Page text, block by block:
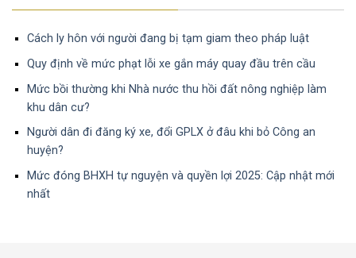
Cách ly hôn với người đang bị tạm giam theo pháp luật
Quy định về mức phạt lỗi xe gắn máy quay đầu trên cầu
Mức bồi thường khi Nhà nước thu hồi đất nông nghiệp làm
khu dân cư?
Người dân đi đăng ký xe, đổi GPLX ở đâu khi bỏ Công an
huyện?
Mức đóng BHXH tự nguyện và quyền lợi 2025: Cập nhật mới
nhất